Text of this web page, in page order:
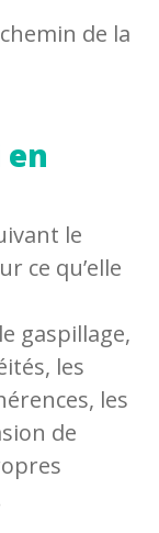
de la
le
ce qu’elle
gaspillage,
les
les
de